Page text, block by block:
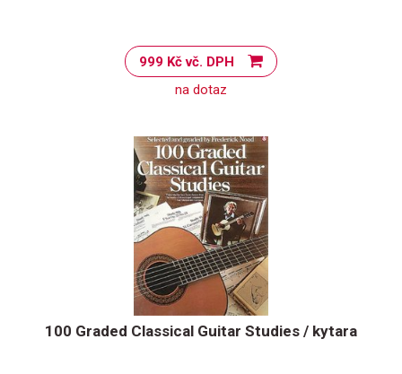
999 Kč vč. DPH
na dotaz
100 Graded Classical Guitar Studies / kytara